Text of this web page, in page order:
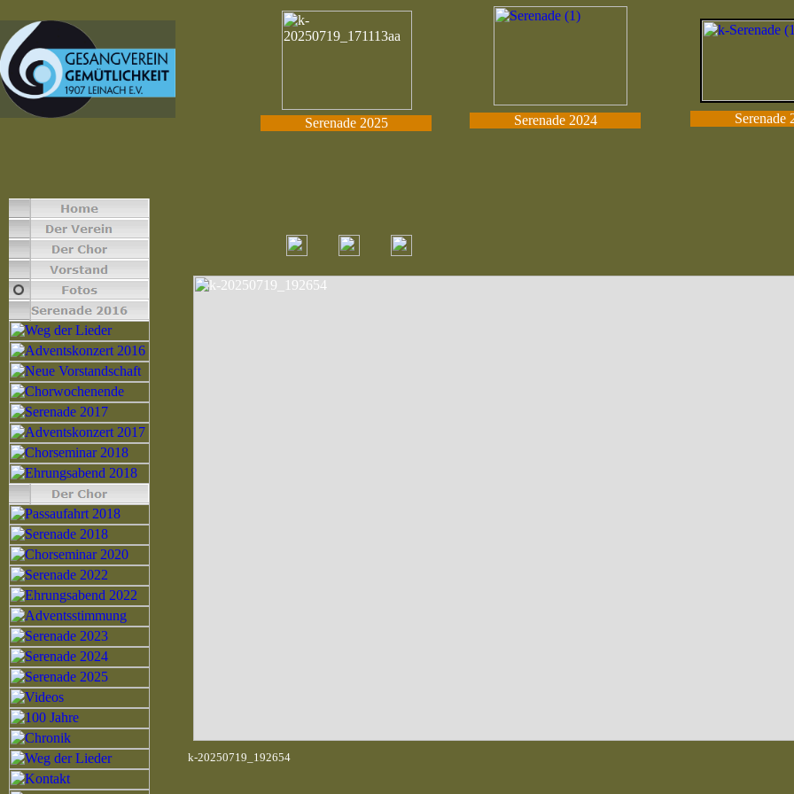
Serenade 2025 Serenade 2024 Serenade
k-20250719_192654